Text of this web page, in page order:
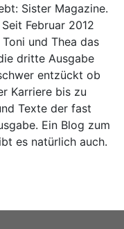
Sister Magazine.
Februar 2012
und Thea das
dritte Ausgabe
entzückt ob
Karriere bis zu
Texte der fast
Ein Blog zum
es natürlich auch.